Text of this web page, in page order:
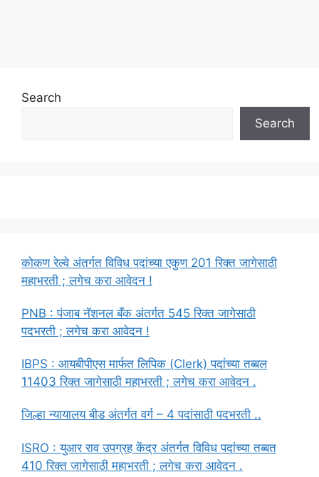
Search
Search
कोकण रेल्वे अंतर्गत विविध पदांच्या एकुण 201 रिक्त जागेसाठी
महाभरती ; लगेच करा आवेदन !
PNB : पंजाब नॅशनल बँक अंतर्गत 545 रिक्त जागेसाठी
पदभरती ; लगेच करा आवेदन !
IBPS : आयबीपीएस मार्फत लिपिक (Clerk) पदांच्या तब्बल
11403 रिक्त जागेसाठी महाभरती ; लगेच करा आवेदन .
जिल्हा न्यायालय बीड अंतर्गत वर्ग – 4 पदांसाठी पदभरती ..
ISRO : युआर राव उपग्रह केंद्र अंतर्गत विविध पदांच्या तब्बत
410 रिक्त जागेसाठी महाभरती ; लगेच करा आवेदन .